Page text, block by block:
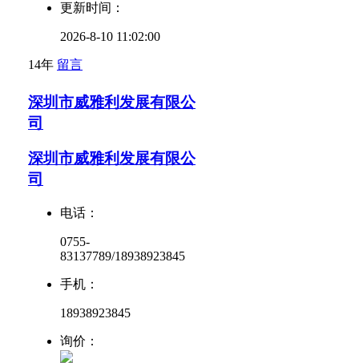
更新时间：
2026-8-10 11:02:00
14年 留言
深圳市威雅利发展有限公
司
深圳市威雅利发展有限公
司
电话：
0755-
83137789/18938923845
手机：
18938923845
询价：